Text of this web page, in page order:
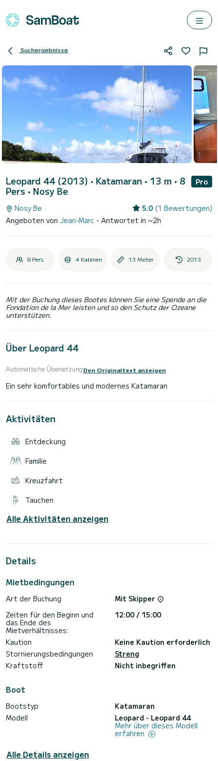
Suchergebnisse
Leopard 44 (2013) • Katamaran • 13 m • 8
Pers • Nosy Be
Pro
Nosy Be 5.0 (1 Bewertungen)
Angeboten von Jean-Marc - Antwortet in ~2h
8 Pers. 4 Kabinen 13 Meter 2013
Mit der Buchung dieses Bootes können Sie eine Spende an die
Fondation de la Mer leisten und so den Schutz der Ozeane
unterstützen.
Über Leopard 44
Automatische ÜbersetzungDen Originaltext anzeigen
Aktivitäten
Entdeckung
Familie
Kreuzfahrt
Tauchen
Alle Aktivitäten anzeigen
Details
Mietbedingungen
Art der Buchung
Mit Skipper
Zeiten für den Beginn und
das Ende des
Mietverhältnisses:
12:00 / 15:00
Kaution
Keine Kaution erforderlich
Stornierungsbedingungen
Streng
Kraftstoff
Nicht inbegriffen
Boot
Bootstyp
Katamaran
Modell
Leopard - Leopard 44
Mehr über dieses Modell
erfahren
Alle Details anzeigen